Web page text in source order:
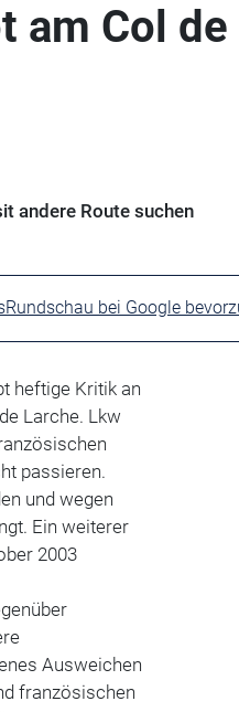
am Col de
andere Route suchen
bei Google
heftige Kritik an
Larche. Lkw
passieren.
und wegen
Ein weiterer
2003
Ausweichen
französischen